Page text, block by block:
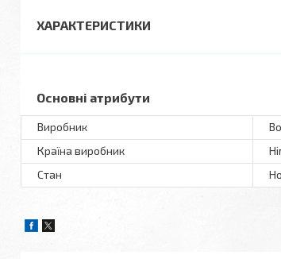
ХАРАКТЕРИСТИКИ
Основні атрибути
Виробник
Країна виробник
Стан